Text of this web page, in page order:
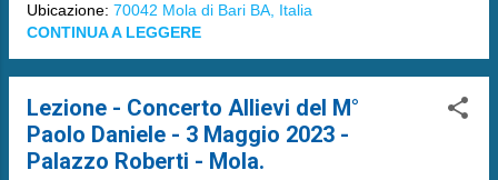
Ubicazione: 70042 Mola di Bari BA, Italia
CONTINUA A LEGGERE
Lezione - Concerto Allievi del M°
Paolo Daniele - 3 Maggio 2023 -
Palazzo Roberti - Mola.